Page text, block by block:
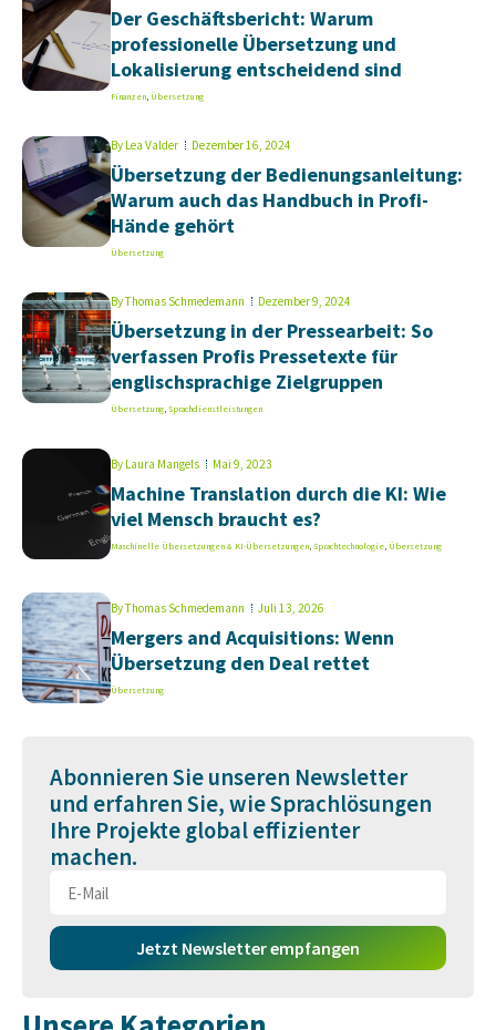
Der Geschäftsbericht: Warum
professionelle Übersetzung und
Lokalisierung entscheidend sind
Finanzen, Übersetzung
By Lea Valder Dezember 16, 2024
Übersetzung der Bedienungsanleitung:
Warum auch das Handbuch in Profi-
Hände gehört
Übersetzung
ByThomas Schmedemann Dezember 9, 2024
Übersetzung in der Pressearbeit: So
verfassen Profis Pressetexte für
englischsprachige Zielgruppen
Übersetzung,Sprachdienstleistungen
By Laura Mangels Mai 9, 2023
Machine Translation durch die KI: Wie
viel Mensch braucht es?
Maschinelle Übersetzungen & KI-Übersetzungen,Sprachtechnologie, Übersetzung
ByThomas Schmedemann Juli 13, 2026
Mergers and Acquisitions: Wenn
Übersetzung den Deal rettet
Übersetzung
Abonnieren Sie unseren Newsletter
und erfahren Sie, wie Sprachlösungen
Ihre Projekte global effizienter
machen.
Jetzt Newsletter empfangen